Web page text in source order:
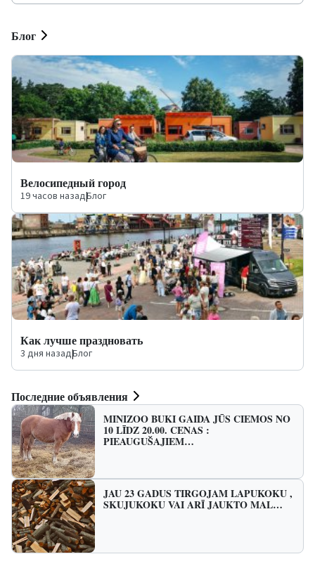
Блог
Велосипедный город
19 часов назад|Блог
Как лучше праздновать
3 дня назад|Блог
Последние объявления
MINIZOO BUKI GAIDA JŪS CIEMOS NO
10 LĪDZ 20.00. CENAS :
PIEAUGUŠAJIEM…
JAU 23 GADUS TIRGOJAM LAPUKOKU ,
SKUJUKOKU VAI ARĪ JAUKTO MAL…